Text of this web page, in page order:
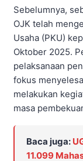
Sebelumnya,
OJK telah
Usaha (PKU)
Oktober 2025.
pelaksanaan
fokus
melakukan
masa
Baca juga:
11.099